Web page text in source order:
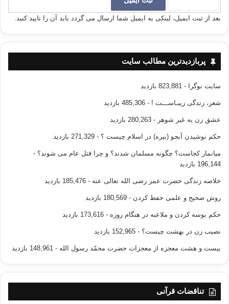
پس ما و شما دوست عزیز ،اگر به خانواده و بنیان آن و ارزشهای قومیتی خود
خانواده و آینده فرزندانمان بیاندیشیم و از فضای سالم زندگی لذت ببریم .
مرجع : تابناک ،فرارو ، روژان نیوز
ماهواره شبکه فارسی وان روپرت مرداک
کپی آدرس
بعد از ثبت ایمیل، لینکی به ایمیل شما ارسال می گردد باید آن را تایید کنید.
پربازدیدترین مطالب سایت
سایت نوگرا - 823,881 بازدید
شعر، زندگی زیبـاســـت ! - 485,306 بازدید
عشق زن به غیر شوهر - 280,263 بازدید
حکم نوشیدن آبجو (بیره) در اسلام چیست ؟ - 271,329 بازدید
میانمار کجاست؟ چگونه مسلمان شدند؟ و چرا قتل عام می شوند؟ -
196,144 بازدید
خلاصه زندگی حضرت عمر رضی الله تعالی عنه - 185,476 بازدید
روش صحیح و علمی حفظ کردن - 180,569 بازدید
حکم بوسه کردن و ملاعبه در هنگام روزه - 173,616 بازدید
نصیب زن در بهشت چیست؟ - 152,965 بازدید
بیست و هشت معجزه از معجزات حضرت محمّد رسول الله - 148,961 بازدید
تناقضات قرآنی